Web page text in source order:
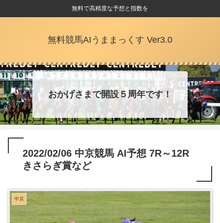
無料で高精度な予想と指数を
無料競馬AIうままっくす Ver3.0
おかげさまで開設５周年です！
2022/02/06 中京競馬 AI予想 7R～12R
きさらぎ賞など
中京